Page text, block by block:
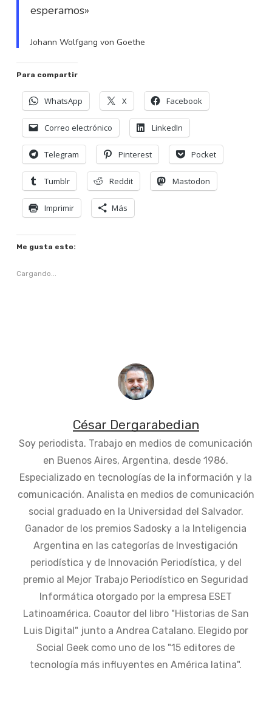
esperamos»
Johann Wolfgang von Goethe
Para compartir
WhatsApp X Facebook
Correo electrónico LinkedIn
Telegram Pinterest Pocket
Tumblr Reddit Mastodon
Imprimir Más
Me gusta esto:
Cargando...
César Dergarabedian
Soy periodista. Trabajo en medios de comunicación
en Buenos Aires, Argentina, desde 1986.
Especializado en tecnologías de la información y la
comunicación. Analista en medios de comunicación
social graduado en la Universidad del Salvador.
Ganador de los premios Sadosky a la Inteligencia
Argentina en las categorías de Investigación
periodística y de Innovación Periodística, y del
premio al Mejor Trabajo Periodístico en Seguridad
Informática otorgado por la empresa ESET
Latinoamérica. Coautor del libro "Historias de San
Luis Digital" junto a Andrea Catalano. Elegido por
Social Geek como uno de los "15 editores de
tecnología más influyentes en América latina".